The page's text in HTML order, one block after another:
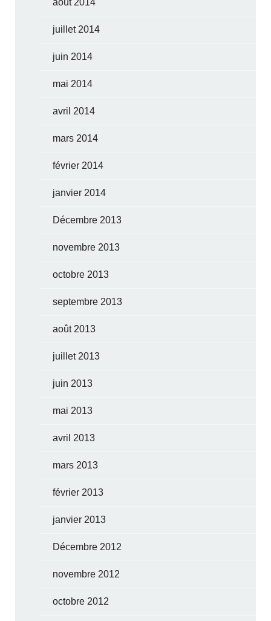
août 2014
juillet 2014
juin 2014
mai 2014
avril 2014
mars 2014
février 2014
janvier 2014
Décembre 2013
novembre 2013
octobre 2013
septembre 2013
août 2013
juillet 2013
juin 2013
mai 2013
avril 2013
mars 2013
février 2013
janvier 2013
Décembre 2012
novembre 2012
octobre 2012